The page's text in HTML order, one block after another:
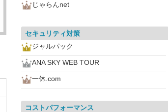
じゃらんnet
セキュリティ対策
ジャルパック
ANA SKY WEB TOUR
一休.com
コストパフォーマンス